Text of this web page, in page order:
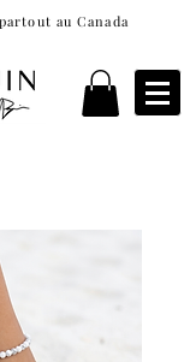
au Canada